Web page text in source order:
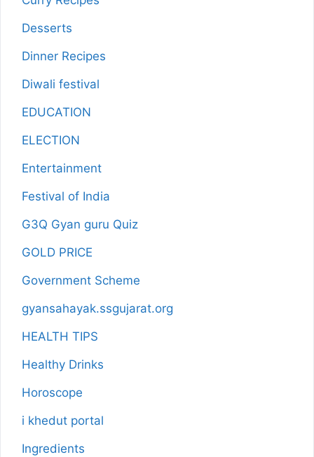
Desserts
Dinner Recipes
Diwali festival
EDUCATION
ELECTION
Entertainment
Festival of India
G3Q Gyan guru Quiz
GOLD PRICE
Government Scheme
gyansahayak.ssgujarat.org
HEALTH TIPS
Healthy Drinks
Horoscope
i khedut portal
Ingredients